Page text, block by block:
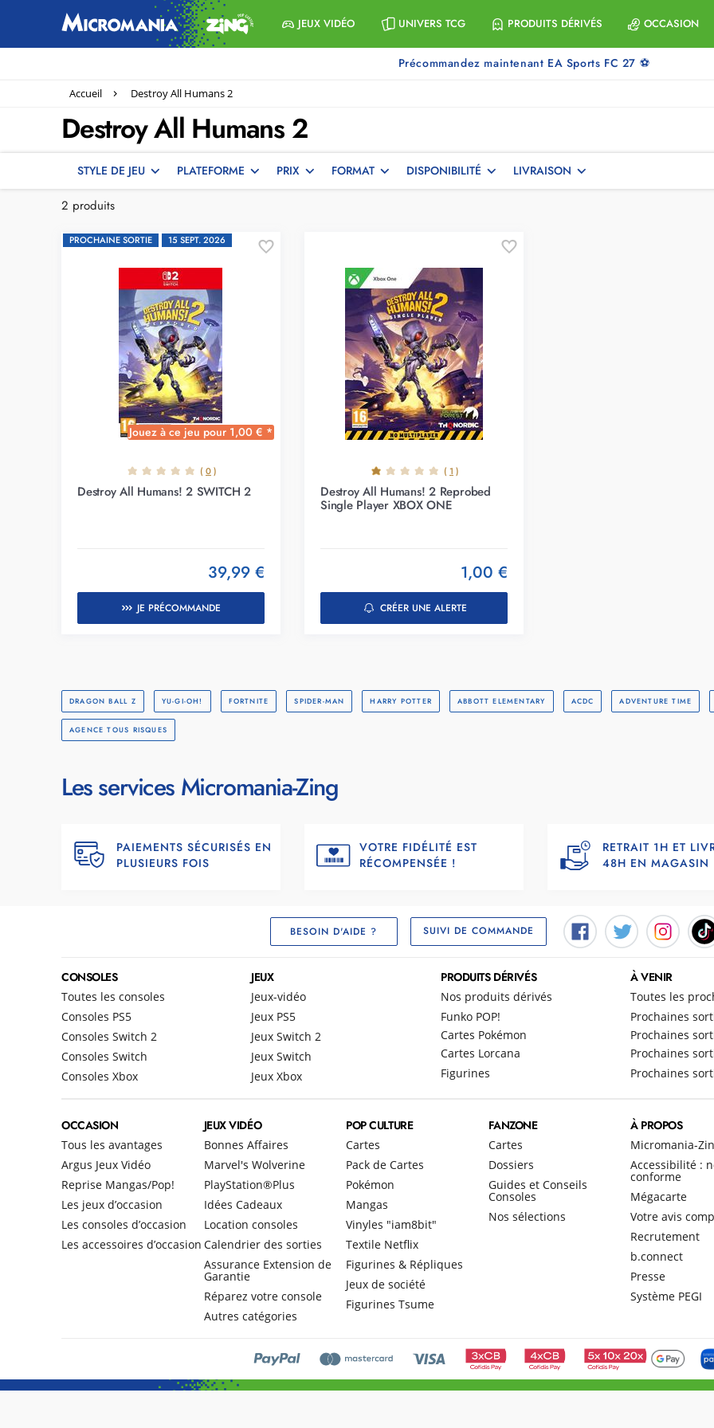
JEUX VIDÉO UNIVERS TCG PRODUITS DÉRIVÉS OCCASION
Précommandez maintenant EA Sports FC 27 ⚽
Accueil Destroy All Humans 2
Destroy All Humans 2
STYLE DE JEU PLATEFORME PRIX FORMAT DISPONIBILITÉ
Prochaines sorties
LIVRAISON
Livraison en magasin
2 produits
PROCHAINE SORTIE 15 SEPT. 2026
Jouez à ce jeu pour 1,00 € *
( 0)
Destroy All Humans! 2 SWITCH 2
39,99 €
JE PRÉCOMMANDE
( 1 )
Destroy All Humans! 2 Reprobed
Single Player XBOX ONE
1,00 €
CRÉER UNE ALERTE
DRAGON BALL Z YU-GI-OH! FORTNITE SPIDER-MAN HARRY POTTER ABBOTT ELEMENTARY ACDC ADVENTURE TIME
AGENCE TOUS RISQUES
Les services Micromania-Zing
PAIEMENTS SÉCURISÉS EN
PLUSIEURS FOIS
VOTRE FIDÉLITÉ EST
RÉCOMPENSÉE !
RETRAIT 1H ET
48H EN MAGASIN
BESOIN D'AIDE ? SUIVI DE COMMANDE
CONSOLES
Toutes les consoles
Consoles PS5
Consoles Switch 2
Consoles Switch
Consoles Xbox
JEUX
Jeux-vidéo
Jeux PS5
Jeux Switch 2
Jeux Switch
Jeux Xbox
PRODUITS DÉRIVÉS
Nos produits dérivés
Funko POP!
Cartes Pokémon
Cartes Lorcana
Figurines
À VENIR
Toutes les
Prochaines
Prochaines
Prochaines
Prochaines
OCCASION
Tous les avantages
Argus Jeux Vidéo
Reprise Mangas/Pop!
Les jeux d’occasion
Les consoles d’occasion
Les accessoires d’occasion
JEUX VIDÉO
Bonnes Affaires
Marvel's Wolverine
PlayStation®Plus
Idées Cadeaux
Location consoles
Calendrier des sorties
Assurance Extension de
Garantie
Réparez votre console
Autres catégories
POP CULTURE
Cartes
Pack de Cartes
Pokémon
Mangas
Vinyles "iam8bit"
Textile Netflix
Figurines & Répliques
Jeux de société
Figurines Tsume
FANZONE
Cartes
Dossiers
Guides et Conseils
Consoles
Nos sélections
À PROPOS
Micromania-
Accessibilité :
conforme
Mégacarte
Votre avis
Recrutement
b.connect
Presse
Système PEGI